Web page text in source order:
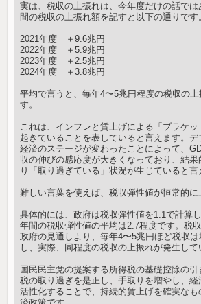
実は、税収の上振れは、今年度だけの話で
間の税収の上振れ額を記すと以下の通りです
2021年度 ＋9.6兆円
2022年度 ＋5.9兆円
2023年度 ＋2.5兆円
2024年度 ＋3.8兆円
平均で言うと、毎年4〜5兆円程度の税収の上
す。
これは、インフレと賃上げによる「ブラケ
起きていることを表していると言えます。
経済のステージが変わったことによって、
収の伸びの感応度が大きくなっており、結果
り「取り過ぎている」状況が生じていると言
難しい言葉を使えば、税収弾性値が恒常的に
具体的には、政府は税収弾性値を1.1で計算
年間の税収弾性値の平均は2.7程度です。税
政府の見通しより、毎年4〜5兆円ほど税収
し、実際、同程度の税収の上振れが発生して
国民民主党の提案する所得税の基礎控除の
税の取り過ぎを是正し、手取りを増やし、
活性化することで、持続的賃上げを確実な